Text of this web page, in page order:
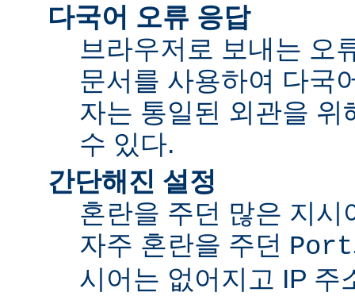
다국어 오류 응답
브라우저로 보내는 오
문서를 사용하여 다국
자는 통일된 외관을 위
수 있다.
간단해진 설정
혼란을 주던 많은 지시
자주 혼란을 주던 Port
시어는 없어지고 IP 주